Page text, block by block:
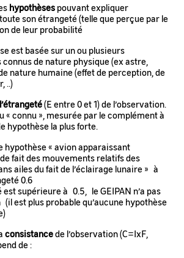
hypothèsespouvant expliquer
son étrangeté (telle que perçue par le
de leur probabilité
est basée sur un ou plusieurs
de nature physique (ex astre,
nature humaine (effet de perception, de
..)
l’étrangeté(E entre 0 et 1) de l’observation.
« connu », mesurée par le complément à
hypothèse la plus forte.
hypothèse « avion apparaissant
fait des mouvements relatifs des
ailes du fait de l’éclairage lunaire » à
0.6
est supérieure à 0.5, le GEIPAN n’a pas
est plus probable qu’aucune hypothèse
consistancede l’observation (C=IxF,
de :